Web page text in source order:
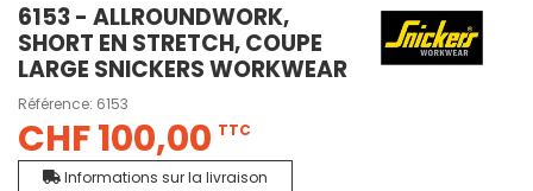
6153 - ALLROUNDWORK,
SHORT EN STRETCH, COUPE
LARGE SNICKERS WORKWEAR
Référence: 6153
CHF 100,00 TTC
Informations sur la livraison